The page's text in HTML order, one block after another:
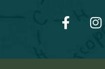
c
e
o
s
t
g